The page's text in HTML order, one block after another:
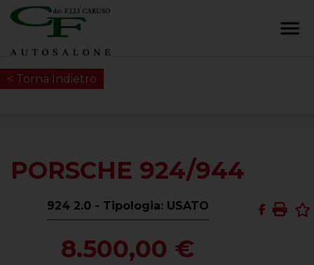
< Torna Indietro
PORSCHE 924/944
924 2.0 - Tipologia: USATO
8.500,00 €